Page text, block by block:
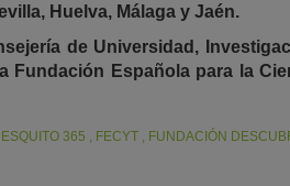
Huelva, Málaga y Jaén.
de Universidad,
Fundación Española para la
365 , FECYT, FUNDACIÓN